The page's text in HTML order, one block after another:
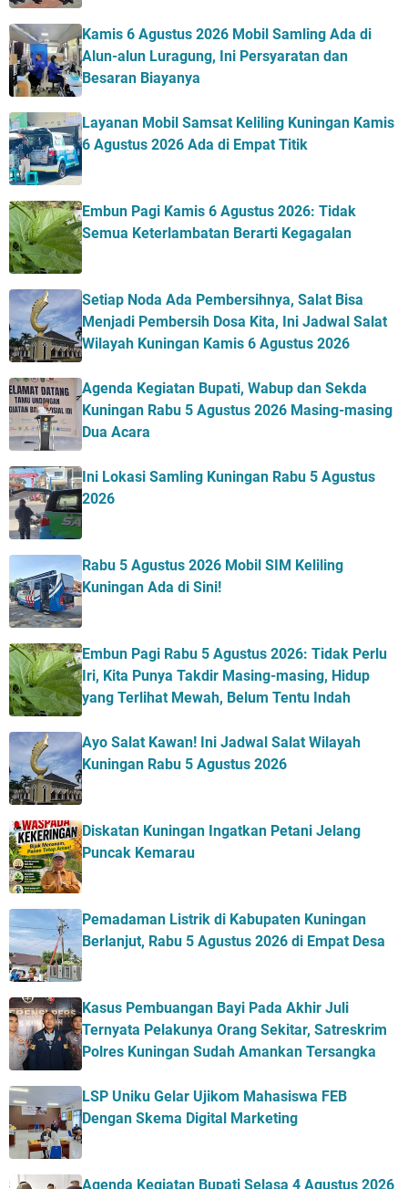
Kamis 6 Agustus 2026 Mobil Samling Ada di
Alun-alun Luragung, Ini Persyaratan dan
Besaran Biayanya
Layanan Mobil Samsat Keliling Kuningan Kamis
6 Agustus 2026 Ada di Empat Titik
Embun Pagi Kamis 6 Agustus 2026: Tidak
Semua Keterlambatan Berarti Kegagalan
Setiap Noda Ada Pembersihnya, Salat Bisa
Menjadi Pembersih Dosa Kita, Ini Jadwal Salat
Wilayah Kuningan Kamis 6 Agustus 2026
Agenda Kegiatan Bupati, Wabup dan Sekda
Kuningan Rabu 5 Agustus 2026 Masing-masing
Dua Acara
Ini Lokasi Samling Kuningan Rabu 5 Agustus
2026
Rabu 5 Agustus 2026 Mobil SIM Keliling
Kuningan Ada di Sini!
Embun Pagi Rabu 5 Agustus 2026: Tidak Perlu
Iri, Kita Punya Takdir Masing-masing, Hidup
yang Terlihat Mewah, Belum Tentu Indah
Ayo Salat Kawan! Ini Jadwal Salat Wilayah
Kuningan Rabu 5 Agustus 2026
Diskatan Kuningan Ingatkan Petani Jelang
Puncak Kemarau
Pemadaman Listrik di Kabupaten Kuningan
Berlanjut, Rabu 5 Agustus 2026 di Empat Desa
Kasus Pembuangan Bayi Pada Akhir Juli
Ternyata Pelakunya Orang Sekitar, Satreskrim
Polres Kuningan Sudah Amankan Tersangka
LSP Uniku Gelar Ujikom Mahasiswa FEB
Dengan Skema Digital Marketing
Agenda Kegiatan Bupati Selasa 4 Agustus 2026